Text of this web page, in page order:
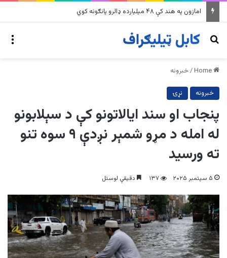
Search for
/خبرونه
خبرونه نړۍ
پنجاب او سند ایالاتونو کې د سېلابونو
له امله د مړو شمېر نږدې ۹ سوه تنو
ته ورسید
۵ سپتمبر ۲۰۲۵ ۱۳۷ دقیقې لوستل